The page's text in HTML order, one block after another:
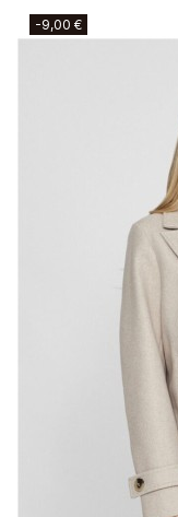
-9,00 €